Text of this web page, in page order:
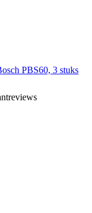
PBS60, 3 stuks